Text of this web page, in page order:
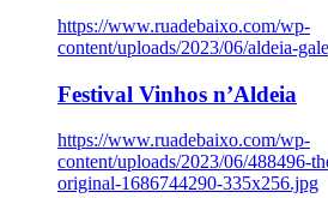
https://www.ruadebaixo.com/wp-
content/uploads/2023/06/aldeia-
Festival Vinhos n’Aldeia
https://www.ruadebaixo.com/wp-
content/uploads/2023/06/488496-
original-1686744290-335x256.jpg